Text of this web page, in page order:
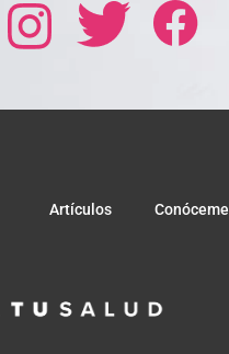
Artículos Conóceme